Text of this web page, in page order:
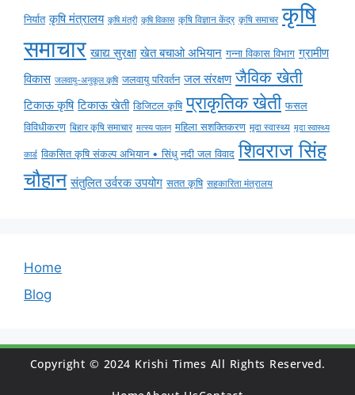
निर्यात कृषि मंत्रालय कृषि मंत्री कृषि विकास कृषि विज्ञान केंद्र कृषि समाचर कृषि
समाचार खाद्य सुरक्षा खेत बचाओ अभियान गन्ना विकास विभाग ग्रामीण
विकास जलवायु-अनुकूल कृषि जलवायु परिवर्तन जल संरक्षण जैविक खेती
टिकाऊ कृषि टिकाऊ खेती डिजिटल कृषि प्राकृतिक खेती फसल
विविधीकरण बिहार कृषि समाचार मत्स्य पालन महिला सशक्तिकरण मृदा स्वास्थ्य मृदा स्वास्थ्य
कार्ड विकसित कृषि संकल्प अभियान • सिंधु नदी जल विवाद शिवराज सिंह
चौहान संतुलित उर्वरक उपयोग सतत कृषि सहकारिता मंत्रालय
Home
Blog
Copyright © 2024 Krishi Times All Rights Reserved.